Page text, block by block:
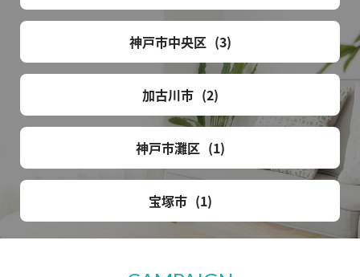
神戸市中央区 3
加古川市 2
神戸市灘区 1
宝塚市 1